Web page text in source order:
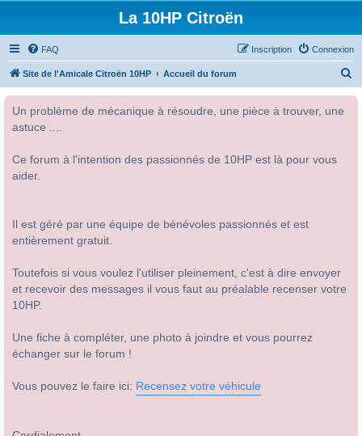
La 10HP Citroën
FAQ Connexion
Inscription
Site de l'Amicale Citroën 10HP Accueil du forum
Un problème de mécanique à résoudre, une pièce à trouver, une
astuce ....
Ce forum à l'intention des passionnés de 10HP est là pour vous
aider.
Il est géré par une équipe de bénévoles passionnés et est
entièrement gratuit.
Toutefois si vous voulez l'utiliser pleinement, c'est à dire envoyer
et recevoir des messages il vous faut au préalable recenser votre
10HP.
Une fiche à compléter, une photo à joindre et vous pourrez
échanger sur le forum !
Vous pouvez le faire ici: Recensez votre véhicule